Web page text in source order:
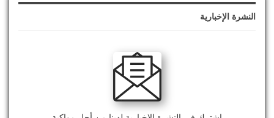
النشرة الإخبارية